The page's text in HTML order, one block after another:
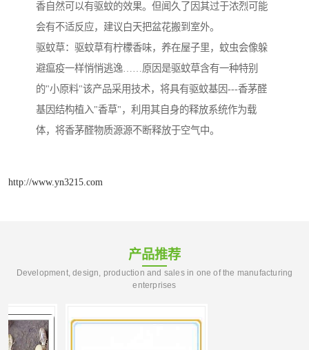
香自然可以有驱蚊的效果。但闻久了因其过于浓烈可能
会有不适反应，建议白天把盆花搬到室外。
驱蚊草：驱蚊草有柠檬香味，养在屋子里，蚊虫会像躲
避瘟疫一样悄悄逃逸……原因是驱蚊草含有一种特别
的"小原料"该产品采用技术，将具有驱蚊基因---香茅醛
基因结构植入"香草"，利用其自身的释放系统作为载
体，将香茅醛物质源源不断释放于空气中。
http://www.yn3215.com
产品推荐
Development, design, production and sales in one of the manufacturing
enterprises